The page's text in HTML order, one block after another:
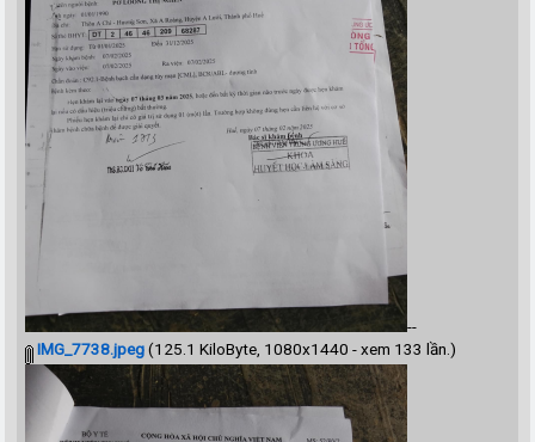
--
IMG_7738.jpeg(125.1 KiloByte, 1080x1440 - xem 133 lần.)